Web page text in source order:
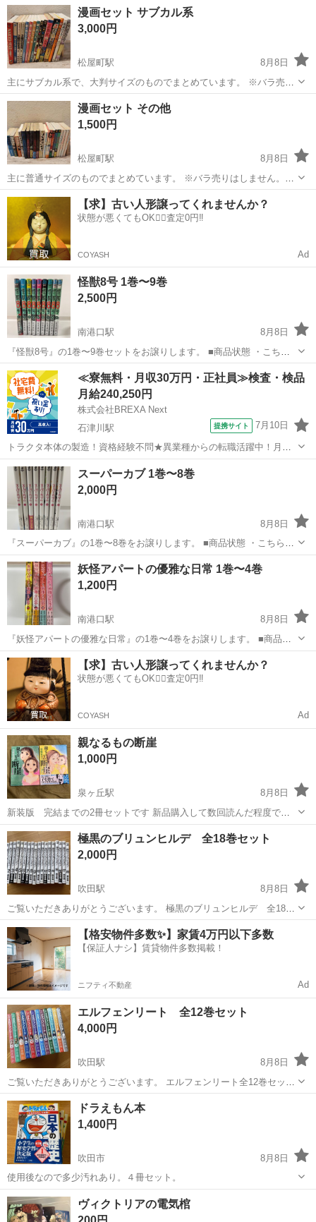
漫画セット サブカル系
3,000円
松屋町駅
8月8日
主にサブカル系で、大判サイズのものでまとめています。 ※バラ売り
はしません。このセットままのお渡しです。 ※郵送しません。引取の
み。 破れや水濡れなどはないですが経年劣化あり、写真ご覧くださ
い。 ◯別で出品している他の漫画...
大阪 大阪市 松屋町駅 マンガ、コミック、アニメ
漫画
漫画セット その他
1,500円
松屋町駅
8月8日
主に普通サイズのものでまとめています。 ※バラ売りはしません。こ
のセットままのお渡しです。 ※郵送しません。引取のみ。 破れや水濡
れなどはないですが経年劣化あり、写真ご覧ください。 ◯別で出品し
ている他の漫画セット、または...
大阪 大阪市 松屋町駅 マンガ、コミック、アニメ
【求】古い人形譲ってくれませんか？
状態が悪くてもOK🙆‍♀️査定0円‼️
COYASH Ad
怪獣8号 1巻〜9巻
2,500円
南港口駅
8月8日
『怪獣8号』の1巻〜9巻セットをお譲りします。 ■商品状態 ・こちら
はほとんど新品で購入したものですが中古のものもあります。 ・1巻
のみ帯がありませんが、2巻〜9巻は帯付きです。 ・数回読んだ程度
で、暗所にて保管...
大阪 大阪市 南港口駅 マンガ、コミック、アニメ
≪寮無料・月収30万円・正社員≫検査・検品
月給240,250円
株式会社BREXA Next
石津川駅
提携サイト 7月10日
トラクタ本体の製造！資格経験不問★異業種からの転職活躍中！月収
例29万円以上！生活支援物資事前対応可◎即日入寮OK！寮費はずっと
無料＆備品付き1R寮完備！赴任旅費会社負担！工場まで無料送迎あり
◎《大阪府堺市》 人気の工場の...
大阪 堺市 石津川駅 その他
スーパーカブ 1巻〜8巻
2,000円
南港口駅
8月8日
『スーパーカブ』の1巻〜8巻をお譲りします。 ■商品状態 ・こちらは
中古で購入したものです。 ・数回読んだ程度で、暗所にて保管してお
りました。 ・中古品のためスレや使用感あります。(1巻と2巻の背表
紙、4巻の帯に...
大阪 大阪市 南港口駅 マンガ、コミック、アニメ
妖怪アパートの優雅な日常 1巻〜4巻
1,200円
南港口駅
8月8日
『妖怪アパートの優雅な日常』の1巻〜4巻をお譲りします。 ■商品状
態 ・こちらは中古で購入したものです。 ・数回読んだ程度で、暗所に
て保管しておりました。 ・中古品のため、多少のスレや使用感はあり
ます。 ・タバ...
大阪 大阪市 南港口駅 マンガ、コミック、アニメ
【求】古い人形譲ってくれませんか？
状態が悪くてもOK🙆‍♀️査定0円‼️
COYASH Ad
親なるもの断崖
1,000円
泉ヶ丘駅
8月8日
新装版 完結までの2冊セットです 新品購入して数回読んだ程度です
自宅保管ですので経年劣化による日焼けやシミ、ヨレや折り目などが
あるかもしれません 素人検品ですのでその点ご理解ください 完全美品
をお求めの方はご遠慮下さい...
大阪 堺市 泉ヶ丘駅 マンガ、コミック、アニメ
極黒のブリュンヒルデ 全18巻セット
2,000円
吹田駅
8月8日
ご覧いただきありがとうございます。 極黒のブリュンヒルデ 全18巻
セットになります。 帯が無いものがほとんどで若干焼けや折れ等があ
りますが、読むには全く支障ありません。 あくまで愛読した古本で
すのでご理解いただける方、よかっ...
大阪 吹田市 吹田駅 マンガ、コミック、アニメ セット
【格安物件多数✨】家賃4万円以下多数
【保証人ナシ】賃貸物件多数掲載！
ニフティ不動産 Ad
エルフェンリート 全12巻セット
4,000円
吹田駅
8月8日
ご覧いただきありがとうございます。 エルフェンリート全12巻セット
になります。 全巻帯が無く若干焼けや折れ等がありますが、読むには
全く支障ありません。 あくまで愛読した古本ですのでご理解いただ
ける方、よかったお譲りします。
大阪 吹田市 吹田駅 マンガ、コミック、アニメ
ドラえもん本
1,400円
吹田市
8月8日
使用後なので多少汚れあり。４冊セット。
大阪 吹田市 マンガ、コミック、アニメ
ヴィクトリアの電気棺